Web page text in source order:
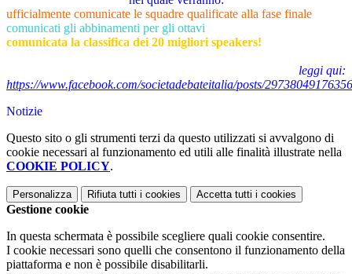
ufficialmente comunicate le squadre qualificate alla fase finale
comunicati gli abbinamenti per gli ottavi
comunicata la classifica dei 20 migliori speakers!
leggi qui:
https://www.facebook.com/societadebateitalia/posts/
Notizie
Questo sito o gli strumenti terzi da questo utilizzati si avvalgono di
cookie necessari al funzionamento ed utili alle finalità illustrate nella
COOKIE POLICY.
Personalizza Rifiuta tutti i cookies Accetta tutti i cookies
Gestione cookie
In questa schermata è possibile scegliere quali cookie consentire.
I cookie necessari sono quelli che consentono il funzionamento della
piattaforma e non è possibile disabilitarli.